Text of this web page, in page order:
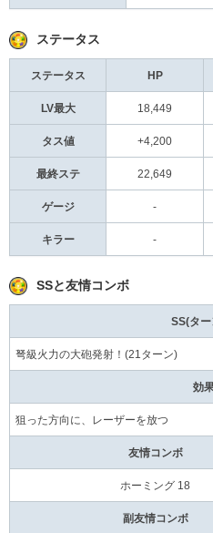
ステータス
ステータス HP
LV最大 18,449
タス値 +4,200
最終ステ 22,649
ゲージ -
キラー -
SSと友情コンボ
SS(タ
弩級火力の大砲発射！(21ターン)
効
狙った方向に、レーザーを放つ
友情コンボ
ホーミング 18
副友情コンボ